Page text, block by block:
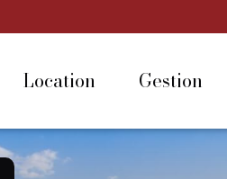
location gestion